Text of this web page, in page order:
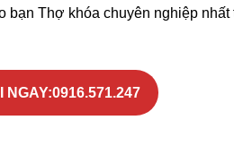
bạn Thợ khóa chuyên nghiệp nhất
NGAY:0916.571.247